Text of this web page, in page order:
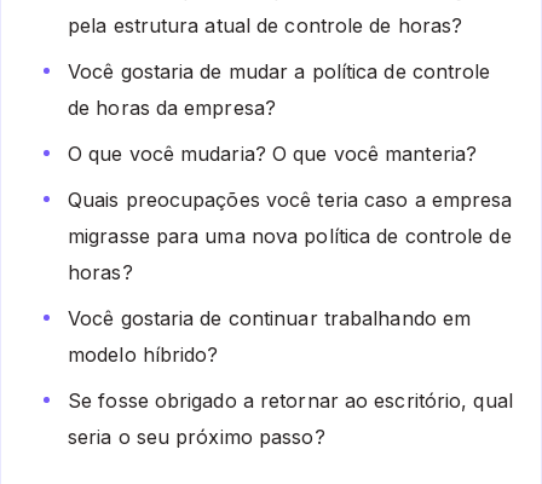
pela estrutura atual de controle de horas?
Você gostaria de mudar a política de controle
de horas da empresa?
O que você mudaria? O que você manteria?
Quais preocupações você teria caso a empresa
migrasse para uma nova política de controle de
horas?
Você gostaria de continuar trabalhando em
modelo híbrido?
Se fosse obrigado a retornar ao escritório, qual
seria o seu próximo passo?